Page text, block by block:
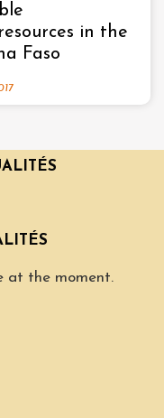
in the
Faso
at the moment.